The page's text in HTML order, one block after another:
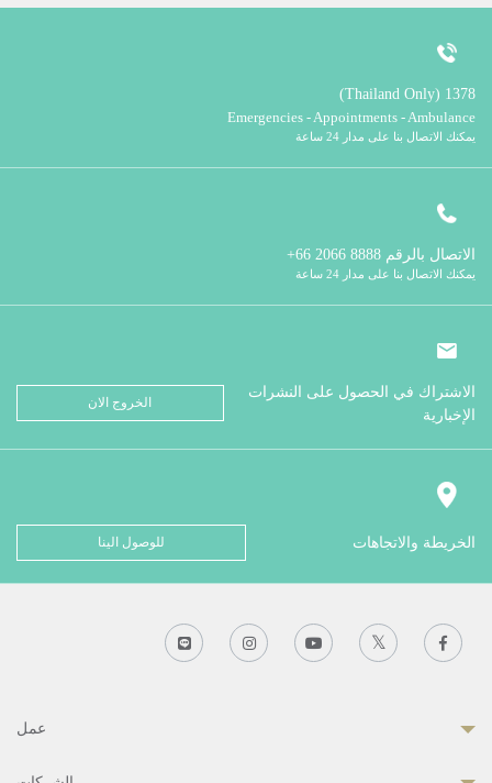
1378 (Thailand Only)
Emergencies - Appointments - Ambulance
يمكنك الاتصال بنا على مدار 24 ساعة
الاتصال بالرقم
يمكنك الاتصال بنا على مدار 24 ساعة
الاشتراك في الحصول على النشرات
الإخبارية
الخروج الان
الخريطة والاتجاهات للوصول الينا
عمل